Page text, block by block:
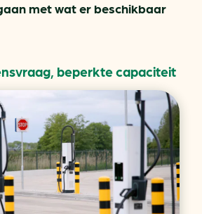
met wat er beschikbaar
beperkte capaciteit